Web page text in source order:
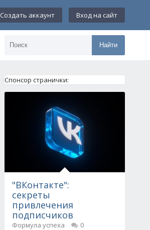
Создать аккаунт Вход на сайт
Найти
Спонсор странички:
"ВКонтакте":
секреты
привлечения
подписчиков
Формула успеха
0